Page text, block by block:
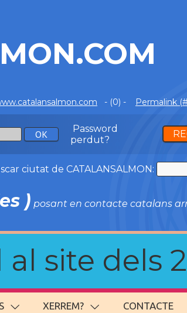
- (0) - Permalink
Password
perdut?
ciutat de CATALANSALMON:
) posant en contacte catalans
site dels
XERREM? CONTACTE